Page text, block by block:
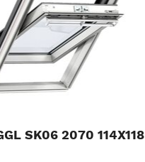
SK06 2070 114X118